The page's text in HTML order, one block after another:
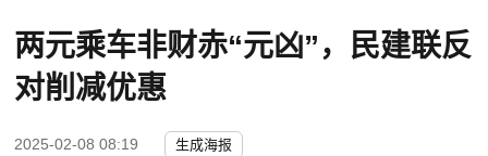
两元乘车非财赤“元凶”，民建联反
对削减优惠
2025-02-08 08:19 生成海报